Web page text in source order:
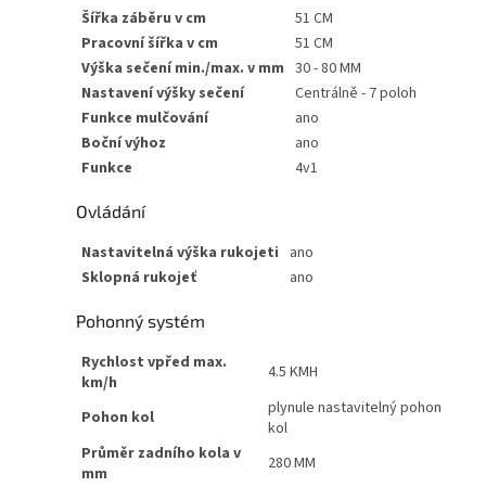
Šířka záběru v cm
51 CM
Pracovní šířka v cm
51 CM
Výška sečení min./max. v mm 30 - 80 MM
Nastavení výšky sečení
Centrálně - 7 poloh
Funkce mulčování
ano
Boční výhoz
ano
Funkce
4v1
Ovládání
Nastavitelná výška rukojeti ano
Sklopná rukojeť
ano
Pohonný systém
Rychlost vpřed max.
km/h
4.5 KMH
Pohon kol
plynule nastavitelný pohon
kol
Průměr zadního kola v
mm
280 MM